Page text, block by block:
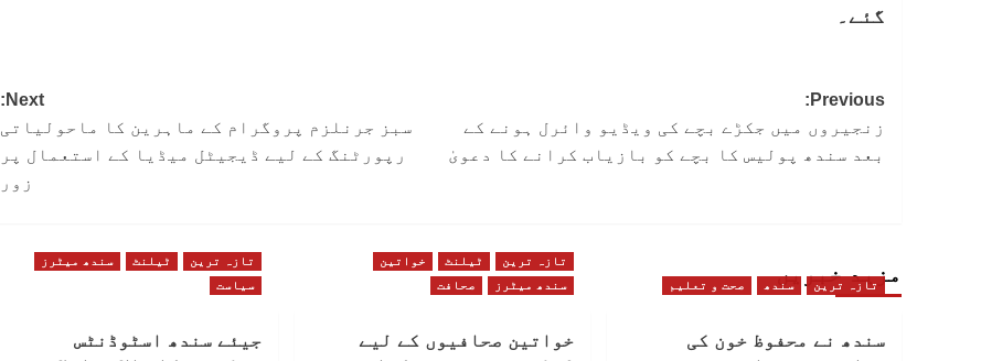
گئے۔
Post
navigation
Previous:
زنجیروں میں جکڑے بچے کی ویڈیو وائرل ہونے کے
بعد سندھ پولیس کا بچے کو بازیاب کرانے کا دعویٰ
Next:
سبز جرنلزم پروگرام کے ماہرین کا ماحولیاتی
رپورٹنگ کے لیے ڈیجیٹل میڈیا کے استعمال پر
زور
مزید خبریں
تازہ ترین سندھ صحت و تعلیم
سندھ نے محفوظ خون کی
تازہ ترین ٹیلنٹ
خواتین
سندھ میٹرز
صحافت
خواتین صحافیوں کے لیے
تازہ ترین ٹیلنٹ
سندھ میٹرز
سیاست
جیئے سندھ اسٹوڈنٹس